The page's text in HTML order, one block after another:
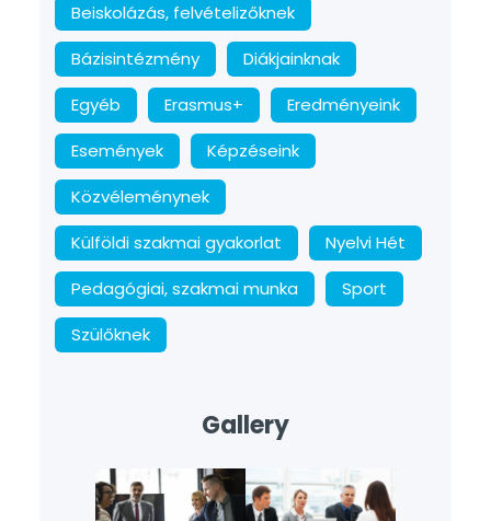
Beiskolázás, felvételizőknek
Bázisintézmény
Diákjainknak
Egyéb
Erasmus+
Eredményeink
Események
Képzéseink
Közvéleménynek
Külföldi szakmai gyakorlat
Nyelvi Hét
Pedagógiai, szakmai munka
Sport
Szülőknek
Gallery